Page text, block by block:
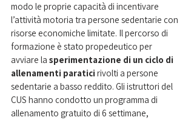
modo le proprie capacità di incentivare
l’attività motoria tra persone sedentarie con
risorse economiche limitate. Il percorso di
formazione è stato propedeutico per
avviare la sperimentazione di un ciclo di
allenamenti paratici rivolti a persone
sedentarie a basso reddito. Gli istruttori del
CUS hanno condotto un programma di
allenamento gratuito di 6 settimane,